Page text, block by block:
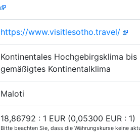
https://www.visitlesotho.travel/
Kontinentales Hochgebirgsklima bis
gemäßigtes Kontinentalklima
Maloti
18,86792 : 1 EUR (0,05300 EUR : 1)
Bitte beachten Sie, dass die Währungskurse keine